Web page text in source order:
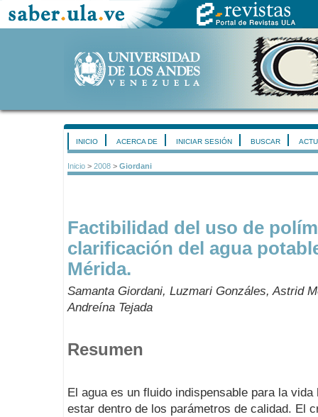
INICIO ACERCA DE INICIAR SESIÓN BUSCAR
Inicio > 2008 > Giordani
Factibilidad del uso de
clarificación del agua
Mérida.
Samanta Giordani, Luzmari Gonzáles, Astrid
Andreína Tejada
Resumen
El agua es un fluido indispensable para la
estar dentro de los parámetros de calidad. El